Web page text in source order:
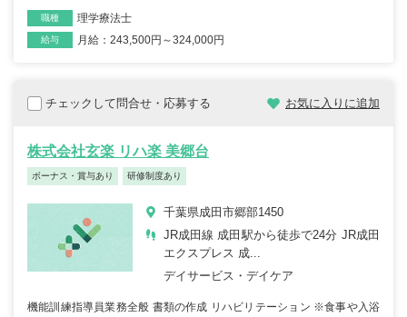
職種 理学療法士
雇用形態
給与 月給：243,500円～324,000円
チェックして問合せ・応募する お気に入りに追加
株式会社玄楽 リハ楽 美郷台
ボーナス・賞与あり 研修制度あり
千葉県成田市郷部1450
JR成田線 成田駅から徒歩で24分 JR成田
エクスプレス 成...
デイサービス・デイケア
機能訓練指導員業務全般 書類の作成 リハビリテーション ※食事や入浴